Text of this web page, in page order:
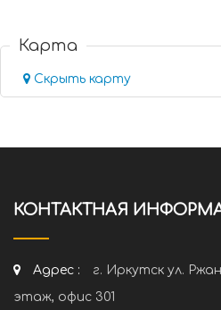
Карта
Скрыть карту
КОНТАКТНАЯ
Адрес :
г. Иркутск ул.
этаж, офис 301